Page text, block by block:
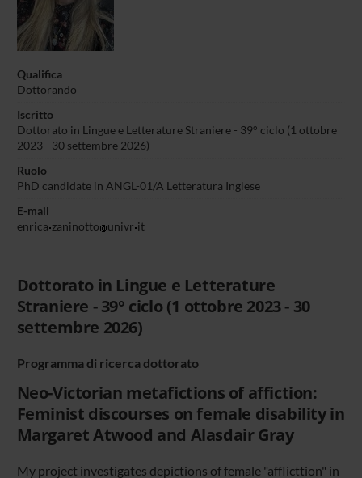
Qualifica
Dottorando
Iscritto
Dottorato in Lingue e Letterature Straniere - 39° ciclo (1 ottobre
2023 - 30 settembre 2026)
Ruolo
PhD candidate in ANGL-01/A Letteratura Inglese
E-mail
enrica zaninotto univr it
Dottorato in Lingue e Letterature
Straniere - 39° ciclo (1 ottobre 2023 - 30
settembre 2026)
Programma di ricerca dottorato
Neo-Victorian metafictions of affiction:
Feminist discourses on female disability in
Margaret Atwood and Alasdair Gray
My project investigates depictions of female "afflicttion" in